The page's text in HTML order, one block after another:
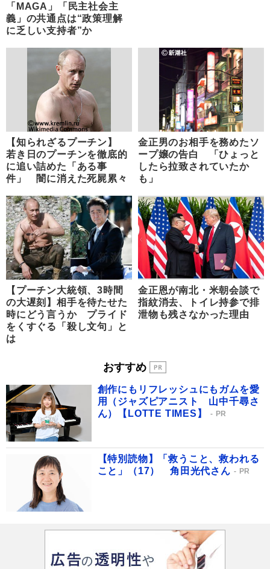
「MAGA」「民主社会主
義」の共通点は“政策理解
に乏しい支持者”か
【知られざるプーチン】
若き日のプーチンを徹底的
に追い詰めた「ある事
件」 闇に消えた死屍累々
金正男のお相手を務めたソ
ープ嬢の告白 「ひょっと
したら拉致されていたか
も」
【プーチン大統領、3時間
の大遅刻】相手を待たせた
時にどう言うか プライド
をくすぐる「殺し文句」と
は
金正恩が南北・米朝会談で
指紋消去、トイレ持参で排
泄物も残さなかった理由
おすすめ
創作にもリフレッシュにもガムを愛
用（ジャズピアニスト 山中千尋さ
ん）【LOTTE TIMES】
PR
【特別読物】「救うこと、救われる
こと」（17） 角田光代さん
PR